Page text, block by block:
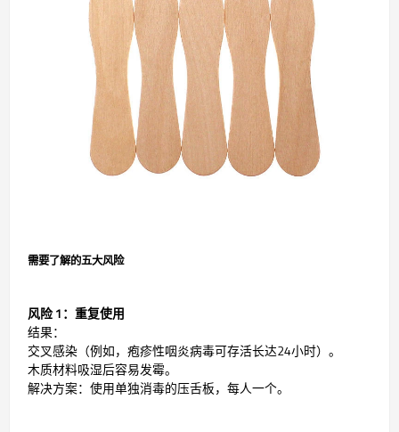
需要了解的五大风险
风险 1：重复使用
结果：
交叉感染（例如，疱疹性咽炎病毒可存活长达24小时）。
木质材料吸湿后容易发霉。
解决方案：使用单独消毒的压舌板，每人一个。